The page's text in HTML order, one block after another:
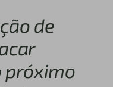
de
próximo